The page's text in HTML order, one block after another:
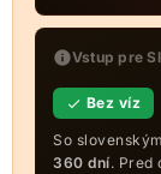
Vstup pre
Bez víz
So
360 dní. Pred